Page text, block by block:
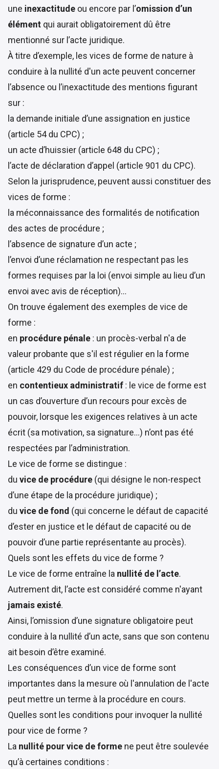
une inexactitude ou encore par l’omission d’un
élément qui aurait obligatoirement dû être
mentionné sur l’acte juridique.
À titre d’exemple, les vices de forme de nature à
conduire à la nullité d'un acte peuvent concerner
l’absence ou l’inexactitude des mentions figurant
sur :
la demande initiale d’une assignation en justice
(article 54 du CPC) ;
un acte d’huissier (article 648 du CPC) ;
l’acte de déclaration d’appel (article 901 du CPC).
Selon la jurisprudence, peuvent aussi constituer des
vices de forme :
la méconnaissance des formalités de notification
des actes de procédure ;
l’absence de signature d’un acte ;
l’envoi d’une réclamation ne respectant pas les
formes requises par la loi (envoi simple au lieu d’un
envoi avec avis de réception)…
On trouve également des exemples de vice de
forme :
en procédure pénale : un procès-verbal n'a de
valeur probante que s'il est régulier en la forme
(article 429 du Code de procédure pénale) ;
en contentieux administratif : le vice de forme est
un cas d’ouverture d’un recours pour excès de
pouvoir, lorsque les exigences relatives à un acte
écrit (sa motivation, sa signature…) n’ont pas été
respectées par l’administration.
Le vice de forme se distingue :
du vice de procédure (qui désigne le non-respect
d’une étape de la procédure juridique) ;
du vice de fond (qui concerne le défaut de capacité
d’ester en justice et le défaut de capacité ou de
pouvoir d’une partie représentante au procès).
Quels sont les effets du vice de forme ?
Le vice de forme entraîne la nullité de l’acte.
Autrement dit, l’acte est considéré comme n'ayant
jamais existé.
Ainsi, l’omission d’une signature obligatoire peut
conduire à la nullité d’un acte, sans que son contenu
ait besoin d’être examiné.
Les conséquences d’un vice de forme sont
importantes dans la mesure où l'annulation de l'acte
peut mettre un terme à la procédure en cours.
Quelles sont les conditions pour invoquer la nullité
pour vice de forme ?
La nullité pour vice de forme ne peut être soulevée
qu’à certaines conditions :